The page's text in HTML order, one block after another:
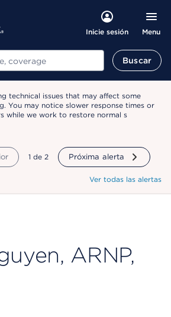
Inicie sesión Menu
Buscar
technical issues that may affect some
You may notice slower response times or
while we work to restore normal s
mostrando
1 de 2 Próxima alerta
Ver todas las alertas
ARNP,